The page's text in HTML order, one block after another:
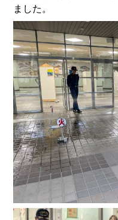
ました。